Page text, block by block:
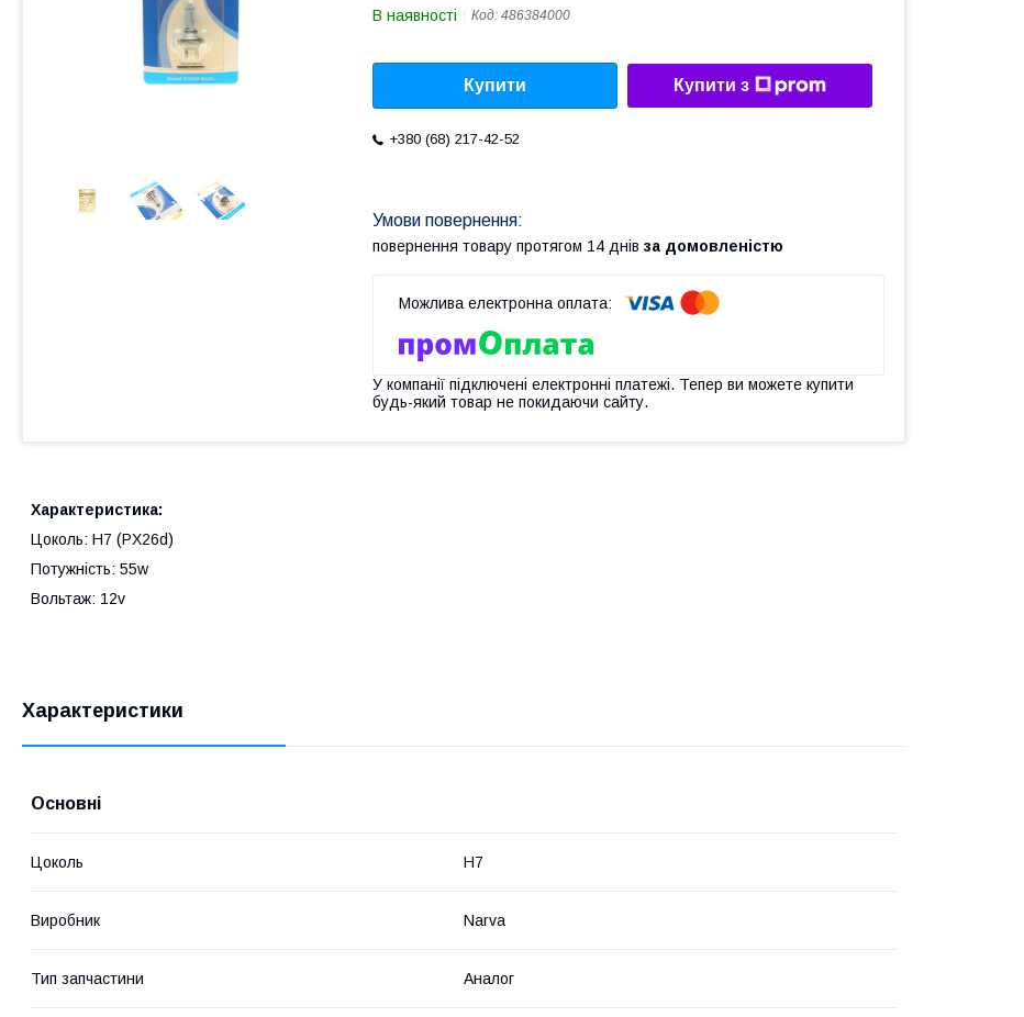
В наявності Код: 486384000
Купити Купити з
+380 (68) 217-42-52
повернення товару протягом 14 днів за домовленістю
У компанії підключені електронні платежі. Тепер ви можете купити
будь-який товар не покидаючи сайту.
Характеристика:
Цоколь: Н7 (PX26d)
Потужність: 55w
Вольтаж: 12v
Характеристики
Основні
Цоколь H7
Виробник Narva
Тип запчастини Аналог